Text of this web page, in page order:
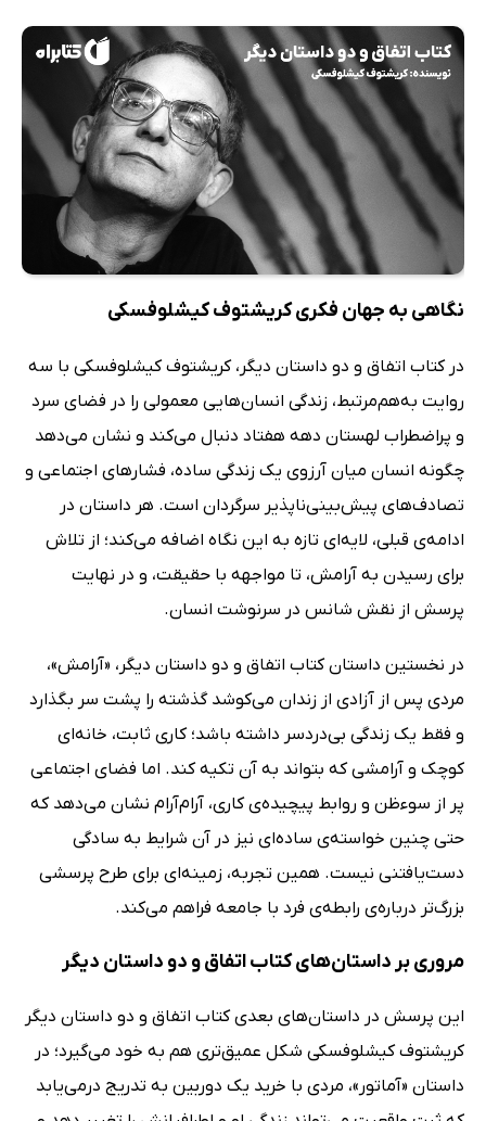
نگاهی به جهان فکری کریشتوف کیشلوفسکی
در کتاب اتفاق و دو داستان دیگر، کریشتوف کیشلوفسکی با سه
روایت به‌هم‌مرتبط، زندگی انسان‌هایی معمولی را در فضای سرد
و پراضطراب لهستان دهه هفتاد دنبال می‌کند و نشان می‌دهد
چگونه انسان میان آرزوی یک زندگی ساده، فشارهای اجتماعی و
تصادف‌های پیش‌بینی‌ناپذیر سرگردان است. هر داستان در
ادامه‌ی قبلی، لایه‌ای تازه به این نگاه اضافه می‌کند؛ از تلاش
برای رسیدن به آرامش، تا مواجهه با حقیقت، و در نهایت
پرسش از نقش شانس در سرنوشت انسان.
در نخستین داستان کتاب اتفاق و دو داستان دیگر، «آرامش»،
مردی پس از آزادی از زندان می‌کوشد گذشته را پشت سر بگذارد
و فقط یک زندگی بی‌دردسر داشته باشد؛ کاری ثابت، خانه‌ای
کوچک و آرامشی که بتواند به آن تکیه کند. اما فضای اجتماعی
پر از سوءظن و روابط پیچیده‌ی کاری، آرام‌آرام نشان می‌دهد که
حتی چنین خواسته‌ی ساده‌ای نیز در آن شرایط به سادگی
دست‌یافتنی نیست. همین تجربه، زمینه‌ای برای طرح پرسشی
بزرگ‌تر درباره‌ی رابطه‌ی فرد با جامعه فراهم می‌کند.
مروری بر داستان‌های کتاب اتفاق و دو داستان دیگر
این پرسش در داستان‌های بعدی کتاب اتفاق و دو داستان دیگر
کریشتوف کیشلوفسکی شکل عمیق‌تری هم به خود می‌گیرد؛ در
داستان «آماتور»، مردی با خرید یک دوربین به تدریج درمی‌یابد